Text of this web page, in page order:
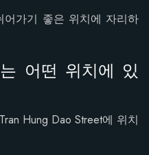
가기 좋은 위치에 자리하
어떤 위치에 있
Hung Dao Street에 위치